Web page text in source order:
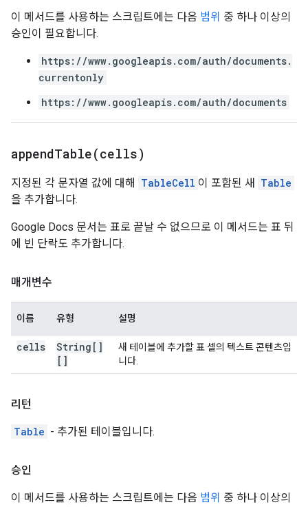
이 메서드를 사용하는 스크립트에는 다음 범위 중 하나 이상의
승인이 필요합니다.
https://www.googleapis.com/auth/documents.
currentonly
https://www.googleapis.com/auth/documents
appendTable(cells)
지정된 각 문자열 값에 대해 TableCell 이 포함된 새
Table
을 추가합니다.
Google Docs 문서는 표로 끝날 수 없으므로 이 메서드는 표 뒤
에 빈 단락도 추가합니다.
매개변수
이름 유형 설명
cells
String[]
[]
새 테이블에 추가할 표 셀의 텍스트 콘텐츠입
니다.
리턴
Table - 추가된 테이블입니다.
승인
이 메서드를 사용하는 스크립트에는 다음 범위 중 하나 이상의